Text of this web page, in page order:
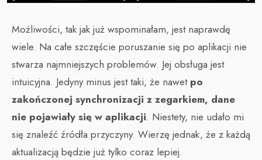
Możliwości, tak jak już wspominałam, jest naprawdę
wiele. Na całe szczęście poruszanie się po aplikacji nie
stwarza najmniejszych problemów. Jej obsługa jest
intuicyjna. Jedyny minus jest taki, że nawet po
zakończonej synchronizacji z zegarkiem, dane
nie pojawiały się w aplikacji. Niestety, nie udało mi
się znaleźć źródła przyczyny. Wierzę jednak, że z każdą
aktualizacją będzie już tylko coraz lepiej.